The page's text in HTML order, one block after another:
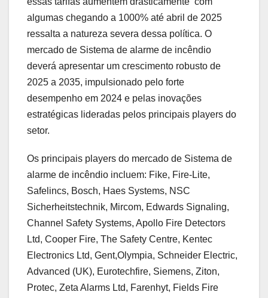
algumas chegando a 1000% até abril de 2025 
ressalta a natureza severa dessa política. O
mercado de Sistema de alarme de incêndio
deverá apresentar um crescimento robusto de
2025 a 2035, impulsionado pelo forte
desempenho em 2024 e pelas inovações
estratégicas lideradas pelos principais players do
setor.
Os principais players do mercado de Sistema de
alarme de incêndio incluem: Fike, Fire-Lite,
Safelincs, Bosch, Haes Systems, NSC
Sicherheitstechnik, Mircom, Edwards Signaling,
Channel Safety Systems, Apollo Fire Detectors
Ltd, Cooper Fire, The Safety Centre, Kentec
Electronics Ltd, Gent,Olympia, Schneider Electric,
Advanced (UK), Eurotechfire, Siemens, Ziton,
Protec, Zeta Alarms Ltd, Farenhyt, Fields Fire